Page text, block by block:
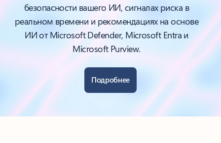
безопасности вашего ИИ, сигналах риска в
реальном времени и рекомендациях на основе
ИИ от Microsoft Defender, Microsoft Entra и
Microsoft Purview.
Подробнее